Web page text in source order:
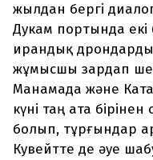
жылдан бергі
Дукам портында
ирандық
жұмысшы зардап
Манамада және
күні таң ата
болып, тұрғындар
Кувейтте де әуе